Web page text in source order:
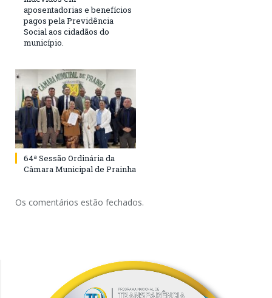
aposentadorias e benefícios
pagos pela Previdência
Social aos cidadãos do
município.
64ª Sessão Ordinária da
Câmara Municipal de Prainha
Os comentários estão fechados.